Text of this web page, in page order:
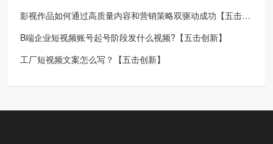
影视作品如何通过高质量内容和营销策略双驱动成功【五击创新】
B端企业短视频账号起号阶段发什么视频?【五击创新】
工厂短视频文案怎么写？【五击创新】